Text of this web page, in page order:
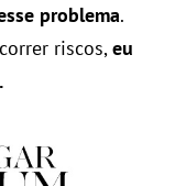
problema.
riscos,eu